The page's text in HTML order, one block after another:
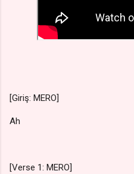
[Giriş: MERO]
Ah
[Verse 1: MERO]